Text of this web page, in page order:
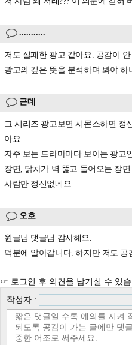
...........
저도 실패한 광고 같아요. 공감이
광고의 깊은 뜻을 분석하며 봐야 하
근데
그 시리즈 광고보면 시몬스하면 정
아요
자주 보는 드라마마다 보이는 광고
장면, 닭차가 벽 뚫고 들어오는 장
사람만 정신없네요
오호
원글님 댓글님 감사해요.
덕분에 알아갑니다. 하지만 저도 공
☞ 로그인 후 의견을 남기실 수 있
작성자 :